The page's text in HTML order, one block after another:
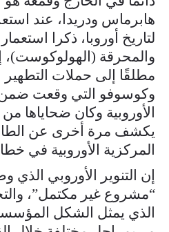
هابرماس ودريدا، عند
لتاريخ أوروبا، ذكرا
والمحرقة (الهولوكوست)،
مطلقًا إلى حملات
وكوسوفو التي وقعت
الأوروبية وكان ضحاياها
يكشف مرة أخرى عن
المركزية الأوروبية في
إن التنوير الأوروبي الذي
“مشروع غير مكتمل”،
الذي يمثل الشكل